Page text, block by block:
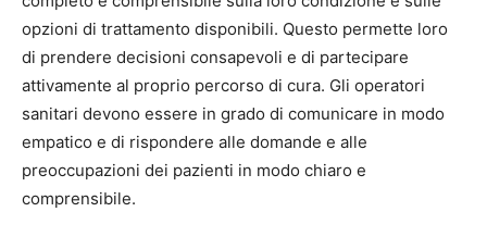
opzioni di trattamento disponibili. Questo permette loro
di prendere decisioni consapevoli e di partecipare
attivamente al proprio percorso di cura. Gli operatori
sanitari devono essere in grado di comunicare in modo
empatico e di rispondere alle domande e alle
preoccupazioni dei pazienti in modo chiaro e
comprensibile.